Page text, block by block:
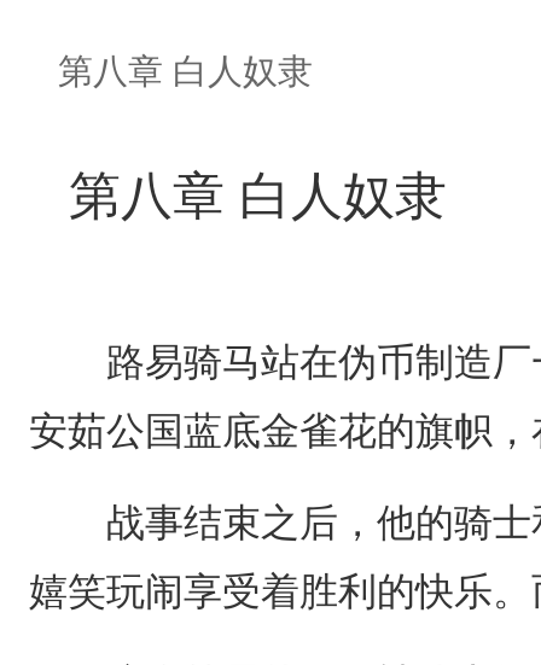
第八章 白人奴隶
第八章 白人奴隶
路易骑马站在伪币制造厂
安茹公国蓝底金雀花的旗帜
战事结束之后，他的骑士
嬉笑玩闹享受着胜利的快乐